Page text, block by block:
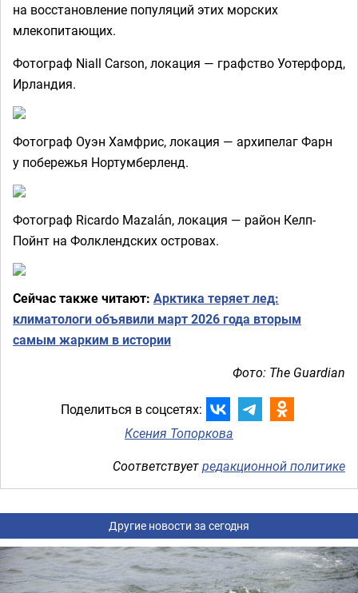
на восстановление популяций этих морских
млекопитающих.
Фотограф Niall Carson, локация — графство Уотерфорд,
Ирландия.
Фотограф Оуэн Хамфрис, локация — архипелаг Фарн
у побережья Нортумберленд.
Фотограф Ricardo Mazalán, локация — район Келп-
Пойнт на Фолклендских островах.
Сейчас также читают: Арктика теряет лед:
климатологи объявили март 2026 года вторым
самым жарким в истории
Фото: The Guardian
Поделиться в соцсетях:
Ксения Топоркова
Соответствуетредакционной политике
Другие новости за сегодня